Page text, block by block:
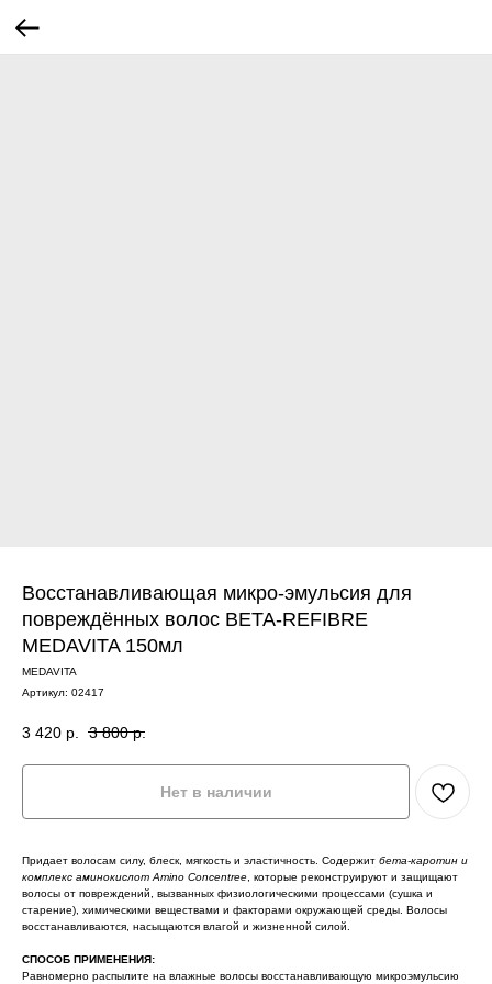
Восстанавливающая микро-эмульсия для
повреждённых волос BETA-REFIBRE
MEDAVITA 150мл
MEDAVITA
Артикул: 02417
3 420 р. 3 800 р.
Нет в наличии
Придает волосам силу, блеск, мягкость и эластичность. Содержит бета-каротин и
комплекс аминокислот Amino Concentree , которые реконструируют и защищают
волосы от повреждений, вызванных физиологическими процессами (сушка и
старение), химическими веществами и факторами окружающей среды. Волосы
восстанавливаются, насыщаются влагой и жизненной силой.
СПОСОБ ПРИМЕНЕНИЯ:
Равномерно распылите на влажные волосы восстанавливающую микроэмульсию